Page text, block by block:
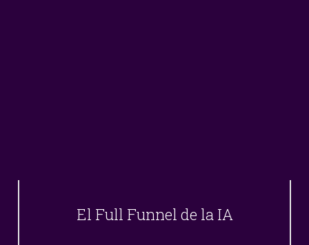
El Full Funnel de la IA